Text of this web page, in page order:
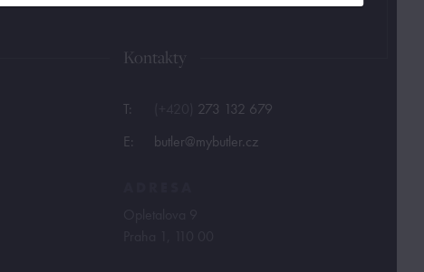
Kontakty
T:
273 132 679
E:
butler@mybutler.cz